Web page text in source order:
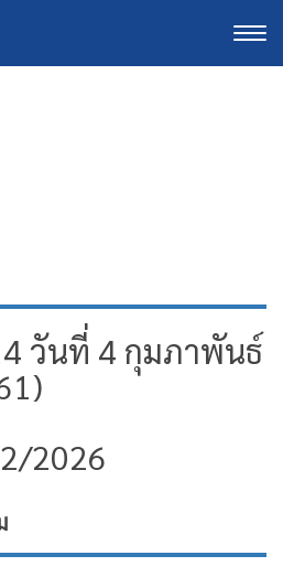
วันที่ 4 กุมภาพันธ์
2026